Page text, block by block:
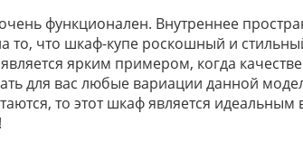
функционален. Внутреннее
что шкаф-купе роскошный и
ярким примером, когда
для вас любые вариации данной
то этот шкаф является